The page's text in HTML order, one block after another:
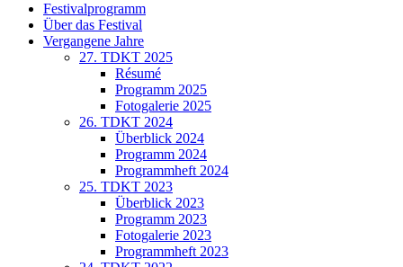
Festivalprogramm
Über das Festival
Vergangene Jahre
27. TDKT 2025
Résumé
Programm 2025
Fotogalerie 2025
26. TDKT 2024
Überblick 2024
Programm 2024
Programmheft 2024
25. TDKT 2023
Überblick 2023
Programm 2023
Fotogalerie 2023
Programmheft 2023